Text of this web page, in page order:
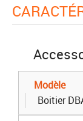
Modèle
Boitier